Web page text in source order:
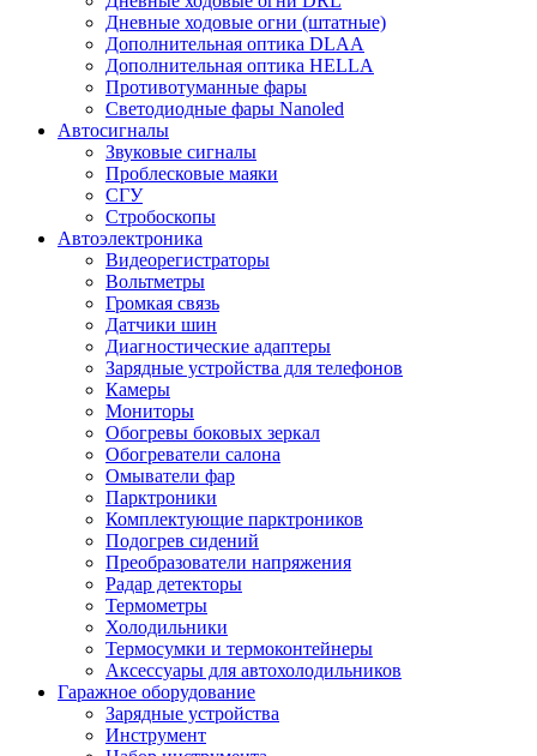
Дневные ходовые огни (штатные)
Дополнительная оптика DLAA
Дополнительная оптика HELLA
Противотуманные фары
Светодиодные фары Nanoled
Автосигналы
Звуковые сигналы
Проблесковые маяки
СГУ
Стробоскопы
Автоэлектроника
Видеорегистраторы
Вольтметры
Громкая связь
Датчики шин
Диагностические адаптеры
Зарядные устройства для телефонов
Камеры
Мониторы
Обогревы боковых зеркал
Обогреватели салона
Омыватели фар
Парктроники
Комплектующие парктроников
Подогрев сидений
Преобразователи напряжения
Радар детекторы
Термометры
Холодильники
Термосумки и термоконтейнеры
Аксессуары для автохолодильников
Гаражное оборудование
Зарядные устройства
Инструмент